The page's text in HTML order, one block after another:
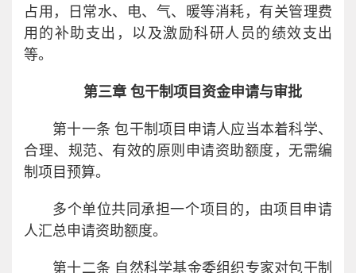
占用，日常水、电、气、暖等消耗，有关管理费
用的补助支出，以及激励科研人员的绩效支出
等。
第三章 包干制项目资金申请与审批
第十一条 包干制项目申请人应当本着科学、
合理、规范、有效的原则申请资助额度，无需编
制项目预算。
多个单位共同承担一个项目的，由项目申请
人汇总申请资助额度。
第十二条 自然科学基金委组织专家对包干制